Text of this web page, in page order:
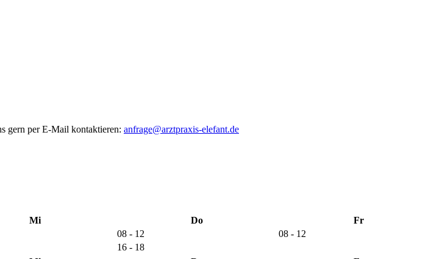
gern per E-Mail kontaktieren: anfrage@arztpraxis-elefant.de
Mi Do
Fr
08 - 12
08 - 12
16 - 18